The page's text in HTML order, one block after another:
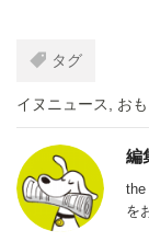
タグ
イヌニュース, お
編
the
を